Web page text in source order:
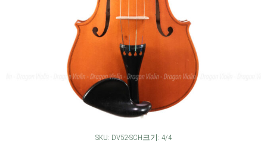
SKU: DV52-SCH크기: 4/4